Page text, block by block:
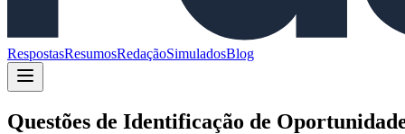
RespostasResumosRedaçãoSimuladosBlog
Questões de Identificação de